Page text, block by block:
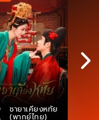
ชายาเคียงหทัย
(พากย์ไทย)